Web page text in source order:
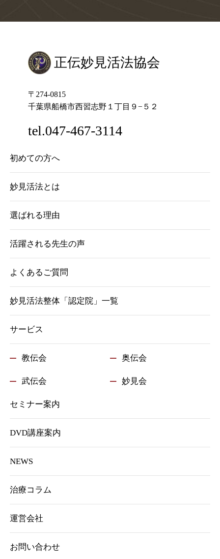
正伝妙見活法協会
〒274-0815
千葉県船橋市西習志野１丁目９−５２
tel.047-467-3114
初めての方へ
妙見活法とは
選ばれる理由
活躍される先生の声
よくあるご質問
妙見活法整体「認定院」一覧
サービス
教伝会 奥伝会
武伝会 妙見会
セミナー案内
DVD講座案内
NEWS
治療コラム
運営会社
お問い合わせ